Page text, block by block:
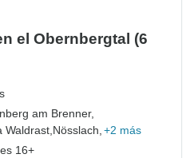
el Obernbergtal (6
am Brenner,
Waldrast,Nösslach, +2 más
16+